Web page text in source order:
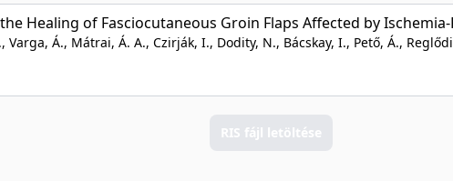
Healing of Fasciocutaneous Groin Flaps Affected by
Varga, Á., Mátrai, Á. A., Czirják, I., Dodity, N., Bácskay, I., Pető, Á.,
RIS fájl letöltése